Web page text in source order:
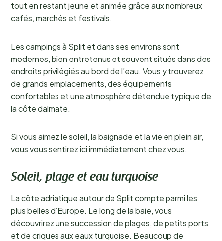
tout en restant jeune et animée grâce aux nombreux
cafés, marchés et festivals.
Les campings à Split et dans ses environs sont
modernes, bien entretenus et souvent situés dans des
endroits privilégiés au bord de l’eau. Vous y trouverez
de grands emplacements, des équipements
confortables et une atmosphère détendue typique de
la côte dalmate.
Si vous aimez le soleil, la baignade et la vie en plein air,
vous vous sentirez ici immédiatement chez vous.
Soleil, plage et eau turquoise
La côte adriatique autour de Split compte parmi les
plus belles d’Europe. Le long de la baie, vous
découvrirez une succession de plages, de petits ports
et de criques aux eaux turquoise. Beaucoup de